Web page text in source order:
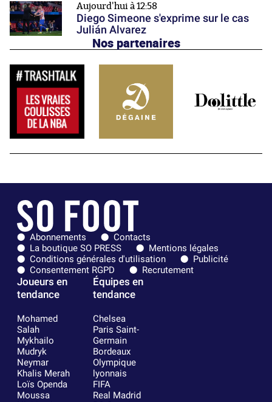
Aujourd'hui à 12:58
Diego Simeone s'exprime sur le cas
Julián Alvarez
Nos partenaires
Abonnements
Contacts
La boutique SO PRESS
Mentions légales
Conditions générales d'utilisation
Publicité
Consentement RGPD
Recrutement
Joueurs en
tendance
Mohamed
Salah
Mykhailo
Mudryk
Neymar
Khalis Merah
Loïs Openda
Moussa
Équipes en
tendance
Chelsea
Paris Saint-
Germain
Bordeaux
Olympique
lyonnais
FIFA
Real Madrid